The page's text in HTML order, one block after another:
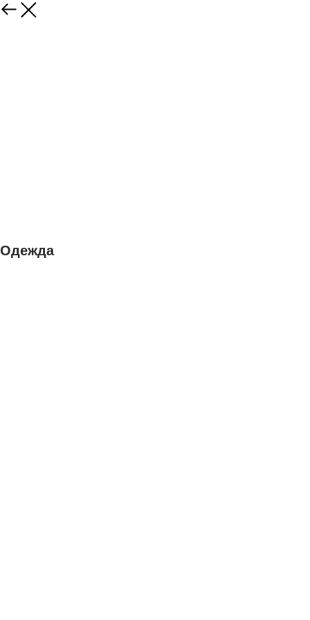
Одежда